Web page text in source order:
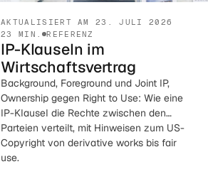
AKTUALISIERT AM 23. JULI 2026
23 MIN. REFERENZ
IP-Klauseln im
Wirtschaftsvertrag
Background, Foreground und Joint IP,
Ownership gegen Right to Use: Wie eine
IP-Klausel die Rechte zwischen den
Parteien verteilt, mit Hinweisen zum US-
Copyright von derivative works bis fair
use.